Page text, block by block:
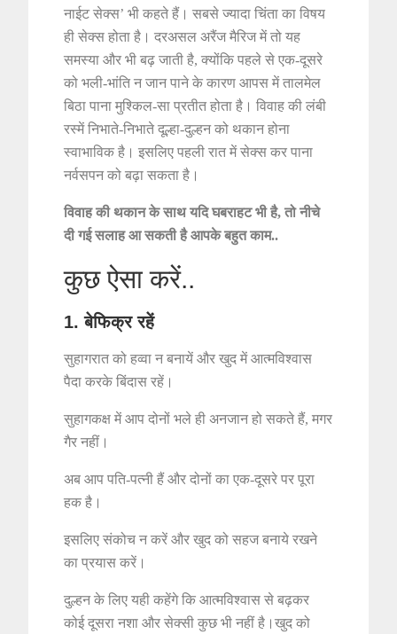
नाईट सेक्स’ भी कहते हैं। सबसे ज्यादा चिंता का विषय
ही सेक्स होता है। दरअसल अरैंज मैरिज में तो यह
समस्या और भी बढ़ जाती है, क्योंकि पहले से एक-दूसरे
को भली-भांति न जान पाने के कारण आपस में तालमेल
बिठा पाना मुश्किल-सा प्रतीत होता है। विवाह की लंबी
रस्में निभाते-निभाते दूल्हा-दुल्हन को थकान होना
स्वाभाविक है। इसलिए पहली रात में सेक्स कर पाना
नर्वसपन को बढ़ा सकता है।
विवाह की थकान के साथ यदि घबराहट भी है, तो नीचे
दी गई सलाह आ सकती है आपके बहुत काम..
कुछ ऐसा करें..
1. बेफिक्र रहें
सुहागरात को हव्वा न बनायें और खुद में आत्मविश्वास
पैदा करके बिंदास रहें।
सुहागकक्ष में आप दोनों भले ही अनजान हो सकते हैं, मगर
गैर नहीं।
अब आप पति-पत्नी हैं और दोनों का एक-दूसरे पर पूरा
हक है।
इसलिए संकोच न करें और खुद को सहज बनाये रखने
का प्रयास करें।
दुल्हन के लिए यही कहेंगे कि आत्मविश्वास से बढ़कर
कोई दूसरा नशा और सेक्सी कुछ भी नहीं है।खुद को